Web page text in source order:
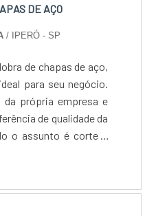
DE AÇO
/ IPERÓ - SP
de chapas de aço,
para seu negócio.
da própria empresa e
de qualidade da
o assunto é corte e
com a melhor mão de
o cliente
comprometimento